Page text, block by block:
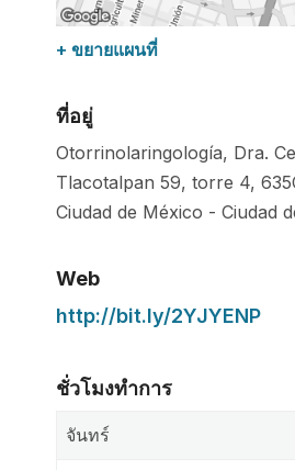
+ ขยายแผนที่
ที่อยู่
Otorrinolaringología, Dra.
Tlacotalpan 59, torre 4,
Ciudad de México - Ciudad
Web
http://bit.ly/2YJYENP
ชั่วโมงทำการ
จันทร์